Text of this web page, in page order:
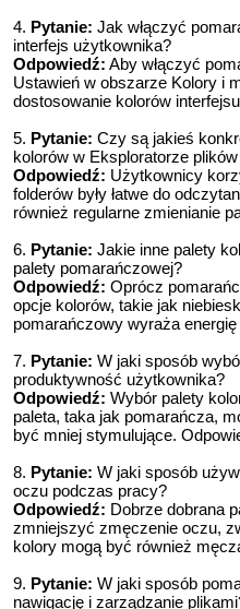
4. Pytanie: Jak włączyć
interfejs użytkownika?
Odpowiedź: Aby włączyć
Ustawień w obszarze Kolory i
dostosowanie kolorów
5. Pytanie: Czy są jakieś
kolorów w Eksploratorze
Odpowiedź: Użytkownicy
folderów były łatwe do
również regularne zmienianie
6. Pytanie: Jakie inne palety
palety pomarańczowej?
Odpowiedź: Oprócz
opcje kolorów, takie jak
pomarańczowy wyraża
7. Pytanie: W jaki sposób
produktywność użytkownika?
Odpowiedź: Wybór palety
paleta, taka jak pomarańcza,
być mniej stymulujące.
8. Pytanie: W jaki sposób
oczu podczas pracy?
Odpowiedź: Dobrze dobrana
zmniejszyć zmęczenie oczu,
kolory mogą być również
9. Pytanie: W jaki sposób
nawigację i zarządzanie